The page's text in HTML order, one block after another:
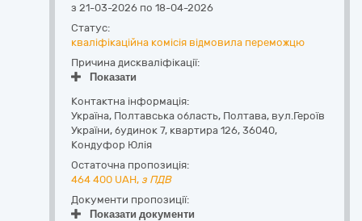
з 21-03-2026 по 18-04-2026
Статус:
кваліфікаційна комісія відмовила переможцю
Причина дискваліфікації:
Показати
Контактна інформація:
Україна, Полтавська область, Полтава, вул.Героїв
України, будинок 7, квартира 126, 36040,
Кондуфор Юлія
Остаточна пропозиція:
464 400 UAH, з ПДВ
Документи пропозиції:
Показати документи